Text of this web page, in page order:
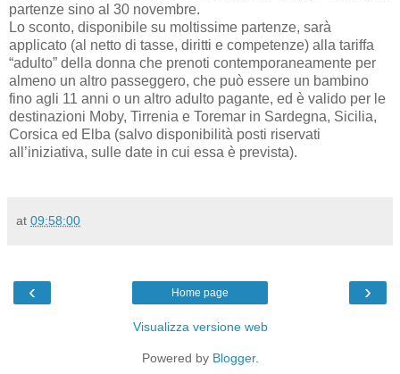
partenze sino al 30 novembre.
Lo sconto, disponibile su moltissime partenze, sarà
applicato (al netto di tasse, diritti e competenze) alla tariffa
“adulto” della donna che prenoti contemporaneamente per
almeno un altro passeggero, che può essere un bambino
fino agli 11 anni o un altro adulto pagante, ed è valido per le
destinazioni Moby, Tirrenia e Toremar in Sardegna, Sicilia,
Corsica ed Elba (salvo disponibilità posti riservati
all’iniziativa, sulle date in cui essa è prevista).
at 09:58:00
‹ ›
Home page
Visualizza versione web
Powered by Blogger.